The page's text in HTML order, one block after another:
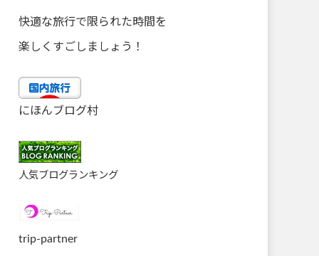
快適な旅行で限られた時間を
楽しくすごしましょう！
にほんブログ村
人気ブログランキング
trip-partner